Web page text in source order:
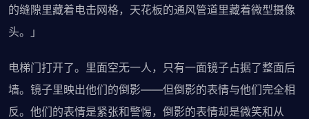
的缝隙里藏着电击网格，天花板的通风管道里藏着微型摄像
头。」
电梯门打开了。里面空无一人，只有一面镜子占据了整面后
墙。镜子里映出他们的倒影——但倒影的表情与他们完全相
反。他们的表情是紧张和警惕，倒影的表情却是微笑和从